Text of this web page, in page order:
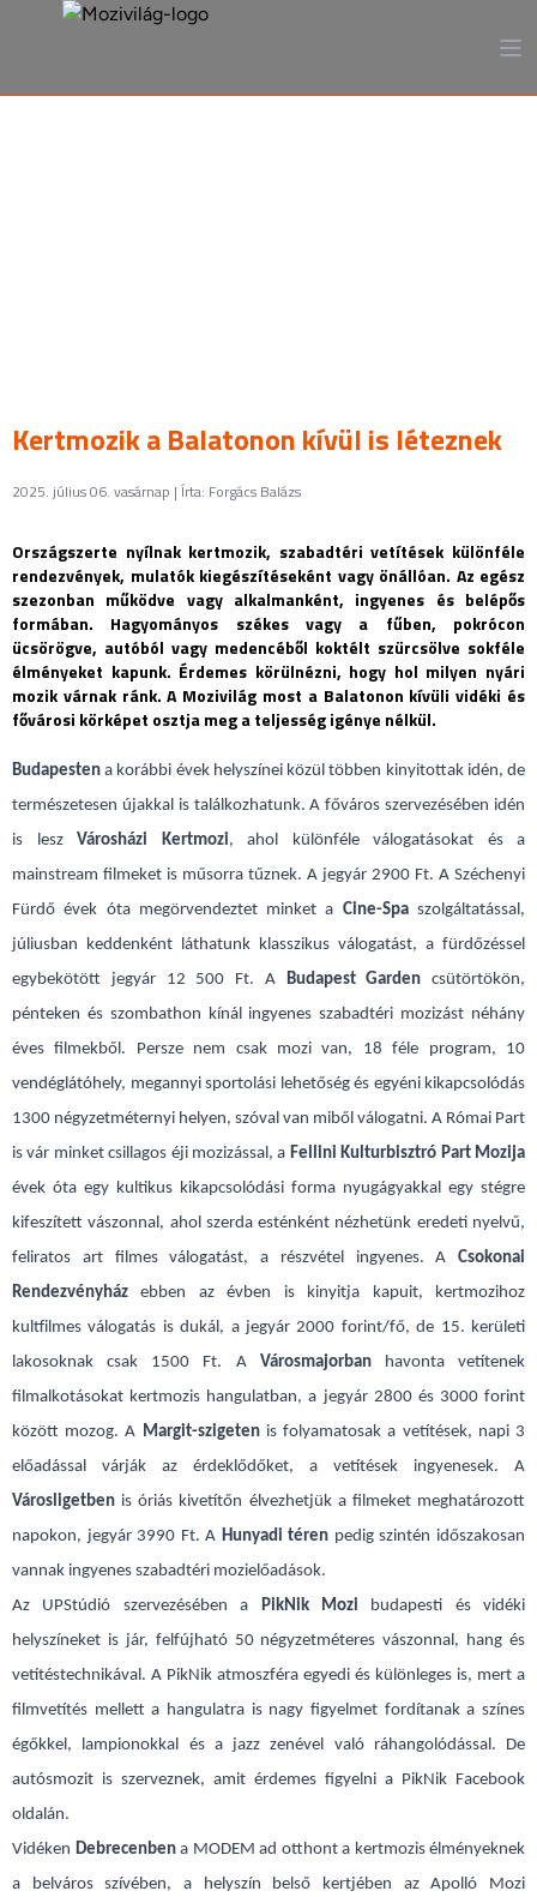
Kertmozik a Balatonon kívül is léteznek
2025. július 06. vasárnap | Írta: Forgács Balázs
Országszerte nyílnak kertmozik, szabadtéri vetítések különféle
rendezvények, mulatók kiegészítéseként vagy önállóan. Az egész
szezonban működve vagy alkalmanként, ingyenes és belépős
formában. Hagyományos székes vagy a fűben, pokrócon
ücsörögve, autóból vagy medencéből koktélt szürcsölve sokféle
élményeket kapunk. Érdemes körülnézni, hogy hol milyen nyári
mozik várnak ránk. A Mozivilág most a Balatonon kívüli vidéki és
fővárosi körképet osztja meg a teljesség igénye nélkül.
Budapesten a korábbi évek helyszínei közül többen kinyitottak idén, de
természetesen újakkal is találkozhatunk. A főváros szervezésében idén
is lesz Városházi Kertmozi, ahol különféle válogatásokat és a
mainstream filmeket is műsorra tűznek. A jegyár 2900 Ft. A Széchenyi
Fürdő évek óta megörvendeztet minket a Cine-Spaszolgáltatással,
júliusban keddenként láthatunk klasszikus válogatást, a fürdőzéssel
egybekötött jegyár 12 500 Ft. A Budapest Garden csütörtökön,
pénteken és szombathon kínál ingyenes szabadtéri mozizást néhány
éves filmekből. Persze nem csak mozi van, 18 féle program, 10
vendéglátóhely, megannyi sportolási lehetőség és egyéni kikapcsolódás
1300 négyzetméternyi helyen, szóval van miből válogatni. A Római Part
is vár minket csillagos éji mozizással, a Fellini Kulturbisztró Part Mozija
évek óta egy kultikus kikapcsolódási forma nyugágyakkal egy stégre
kifeszített vászonnal, ahol szerda esténként nézhetünk eredeti nyelvű,
feliratos art filmes válogatást, a részvétel ingyenes. A Csokonai
Rendezvényház ebben az évben is kinyitja kapuit, kertmozihoz
kultfilmes válogatás is dukál, a jegyár 2000 forint/fő, de 15. kerületi
lakosoknak csak 1500 Ft. A Városmajorbanhavonta vetítenek
filmalkotásokat kertmozis hangulatban, a jegyár 2800 és 3000 forint
között mozog. A Margit-szigetenis folyamatosak a vetítések, napi 3
előadással várják az érdeklődőket, a vetítések ingyenesek. A
Városligetben is óriás kivetítőn élvezhetjük a filmeket meghatározott
napokon, jegyár 3990 Ft. A Hunyadi téren pedig szintén időszakosan
vannak ingyenes szabadtéri mozielőadások.
Az UPStúdió szervezésében a PikNik Mozi budapesti és vidéki
helyszíneket is jár, felfújható 50 négyzetméteres vászonnal, hang és
vetítéstechnikával. A PikNik atmoszféra egyedi és különleges is, mert a
filmvetítés mellett a hangulatra is nagy figyelmet fordítanak a színes
égőkkel, lampionokkal és a jazz zenével való ráhangolódással. De
autósmozit is szerveznek, amit érdemes figyelni a PikNik Facebook
oldalán.
Vidéken Debrecenbena MODEM ad otthont a kertmozis élményeknek
a belváros szívében, a helyszín belső kertjében az Apolló Mozi